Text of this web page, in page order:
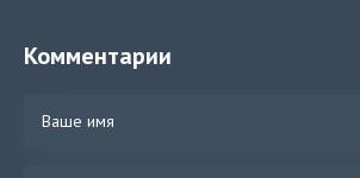
Комментарии